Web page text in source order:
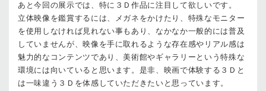
あと今回の展示では、特に３Ｄ作品に注目して欲しいです。
立体映像を鑑賞するには、メガネをかけたり、特殊なモニター
を使用しなければ見れない事もあり、なかなか一般的には普及
していませんが、映像を手に取れるような存在感やリアル感は
魅力的なコンテンツであり、美術館やギャラリーという特殊な
環境には向いていると思います。是非、映画で体験する３Ｄと
は一味違う３Ｄを体感していただきたいと思っています。